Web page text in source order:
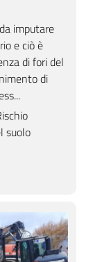
imputare
e ciò è
di fori del
di
suolo